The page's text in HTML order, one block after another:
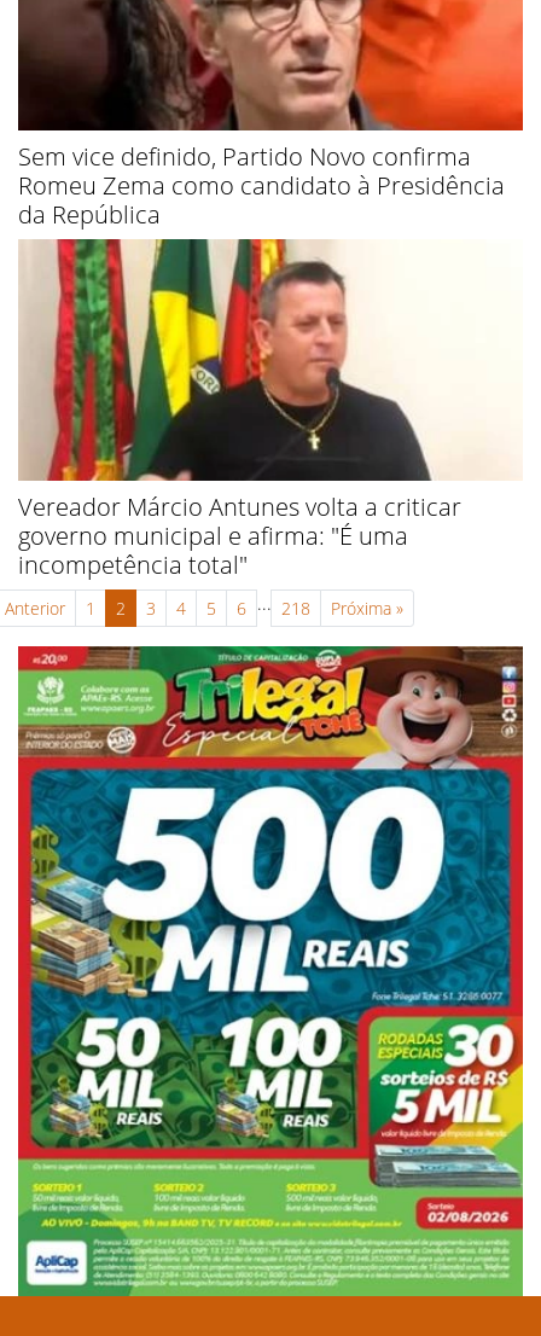
Sem vice definido, Partido Novo confirma
Romeu Zema como candidato à Presidência
da República
Vereador Márcio Antunes volta a criticar
governo municipal e afirma: "É uma
incompetência total"
Anterior 1 2 3 4 5 6 ... 218 Próxima »